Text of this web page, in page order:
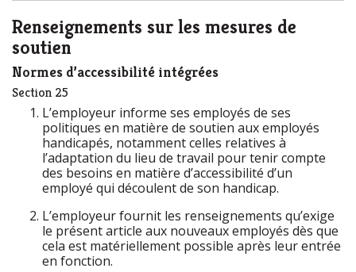
Renseignements sur les mesures de
soutien
Normes d’accessibilité intégrées
Section 25
L’employeur informe ses employés de ses
politiques en matière de soutien aux employés
handicapés, notamment celles relatives à
l’adaptation du lieu de travail pour tenir compte
des besoins en matière d’accessibilité d’un
employé qui découlent de son handicap.
L’employeur fournit les renseignements qu’exige
le présent article aux nouveaux employés dès que
cela est matériellement possible après leur entrée
en fonction.